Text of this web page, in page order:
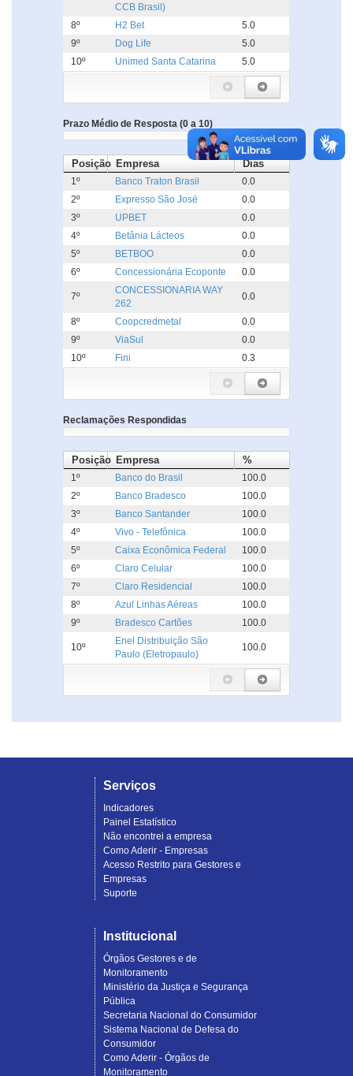
CCB Brasil)
8º H2 Bet
5.0
9º
Dog Life
5.0
10º
Unimed Santa Catarina 5.0
Prazo Médio de Resposta (0 a 10)
Posição Empresa Dias
1º Banco Traton Brasil
0.0
2º
Expresso São José
0.0
3º
UPBET
0.0
4º
Betânia Lácteos
0.0
5º
BETBOO
0.0
6º
Concessionária Ecoponte 0.0
7º
CONCESSIONARIA WAY
262
0.0
8º Coopcredmetal
0.0
9º
ViaSul
0.0
10º
Fini 0.3
Reclamações Respondidas
Posição Empresa %
1º Banco do Brasil
100.0
2º
Banco Bradesco
100.0
3º
Banco Santander
100.0
4º
Vivo - Telefônica
100.0
5º
Caixa Econômica Federal
100.0
6º
Claro Celular
100.0
7º
Claro Residencial
100.0
8º
Azul Linhas Aéreas
100.0
9º
Bradesco Cartões 100.0
10º
Enel Distribuição São
Paulo (Eletropaulo)
100.0
Serviços
Indicadores
Painel Estatístico
Não encontrei a empresa
Como Aderir - Empresas
Acesso Restrito para Gestores e
Empresas
Suporte
Institucional
Órgãos Gestores e de
Monitoramento
Ministério da Justiça e Segurança
Pública
Secretaria Nacional do Consumidor
Sistema Nacional de Defesa do
Consumidor
Como Aderir - Órgãos de
Monitoramento